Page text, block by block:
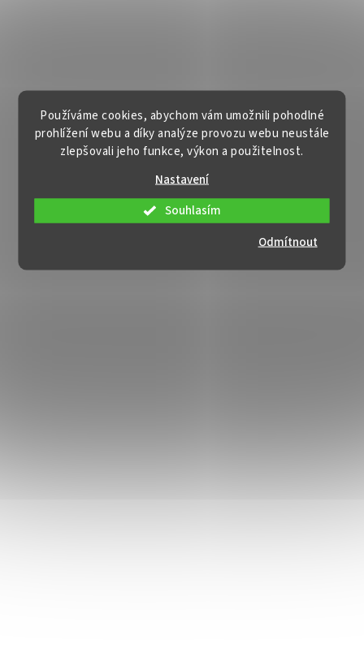
Používáme cookies, abychom vám umožnili pohodlné
prohlížení webu a díky analýze provozu webu neustále
zlepšovali jeho funkce, výkon a použitelnost.
Nastavení
Odmítnout
Souhlasím